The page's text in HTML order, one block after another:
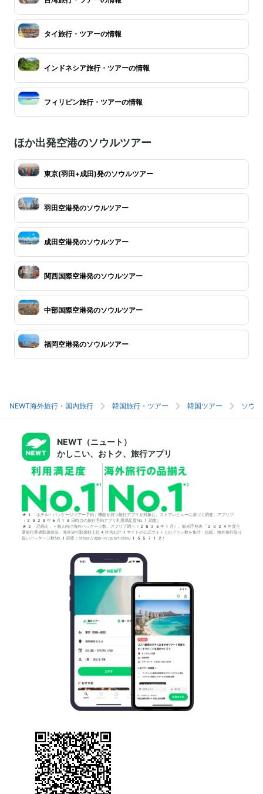
タイ旅行・ツアーの情報
インドネシア旅行・ツアーの情報
フィリピン旅行・ツアーの情報
ほか出発空港のソウルツアー
東京(羽田+成田)発のソウルツアー
羽田空港発のソウルツアー
成田空港発のソウルツアー
関西国際空港発のソウルツアー
中部国際空港発のソウルツアー
福岡空港発のソウルツアー
NEWT海外旅行・国内旅行 韓国旅行・ツアー 韓国ツアー ソウ
NEWT（ニュート）
かしこい、おトク、旅行アプリ
*1「ホテル・パッケージツアー予約」機能を持つ旅行アプリを対象に、ストアレビューに基づく調査。アプリブ
（2025年6月18日時点の旅行予約アプリ利用満足度No.1調査）
*2「品揃え」＝個人向け海外パッケージ数。アプリブ調べ（2026年1月）。観光庁発表「2024年度主
要旅行業者取扱状況」海外旅行取扱額上位4社含む計7サイトの公式サイト上のプラン数を集計・比較。海外旅行取り
扱いパッケージ数No.1調査：https://app-liv.jp/articles/155712/